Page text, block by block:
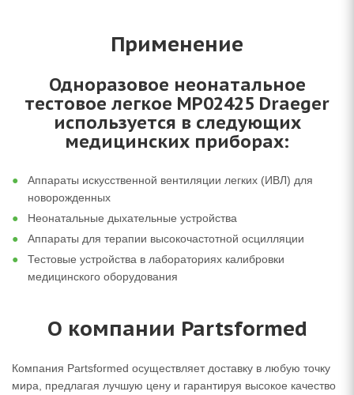
Применение
Одноразовое неонатальное
тестовое легкое MP02425 Draeger
используется в следующих
медицинских приборах:
Аппараты искусственной вентиляции легких (ИВЛ) для
новорожденных
Неонатальные дыхательные устройства
Аппараты для терапии высокочастотной осцилляции
Тестовые устройства в лабораториях калибровки
медицинского оборудования
О компании Partsformed
Компания Partsformed осуществляет доставку в любую точку
мира, предлагая лучшую цену и гарантируя высокое качество